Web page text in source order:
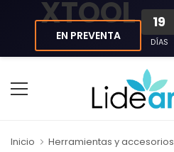
XTOOL
EN PREVENTA
19
DÍAS
Inicio Herramientas y accesorios